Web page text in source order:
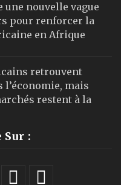
nouvelle vague
pour renforcer la
en Afrique
retrouvent
l’économie, mais
restent à la
: